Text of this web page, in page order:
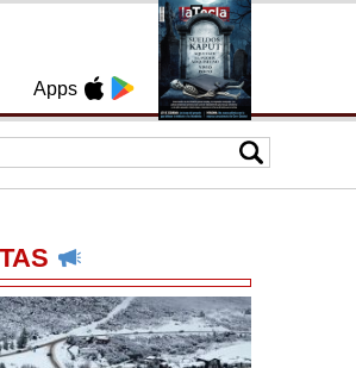
Apps